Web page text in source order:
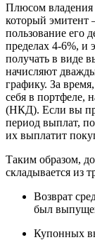
Плюсом владения
который эмитент
пользование его
пределах 4-6%, и
получать в виде
начисляют
графику. За
себя в портфеле,
(НКД). Если вы
период выплат,
их выплатит
Таким образом,
складывается из
Возврат
был
Купонных